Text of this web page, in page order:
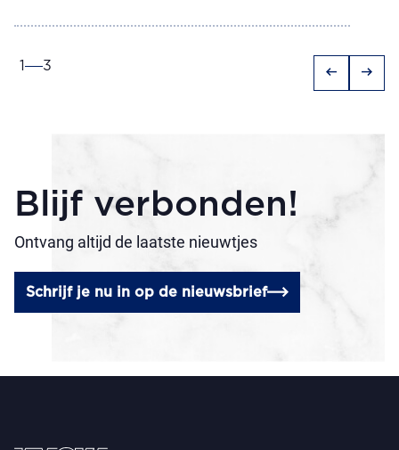
1 3 arrow_left_alt arrow_right_alt
Blijf verbonden!
Ontvang altijd de laatste nieuwtjes
Schrijf je nu in op de nieuwsbrief